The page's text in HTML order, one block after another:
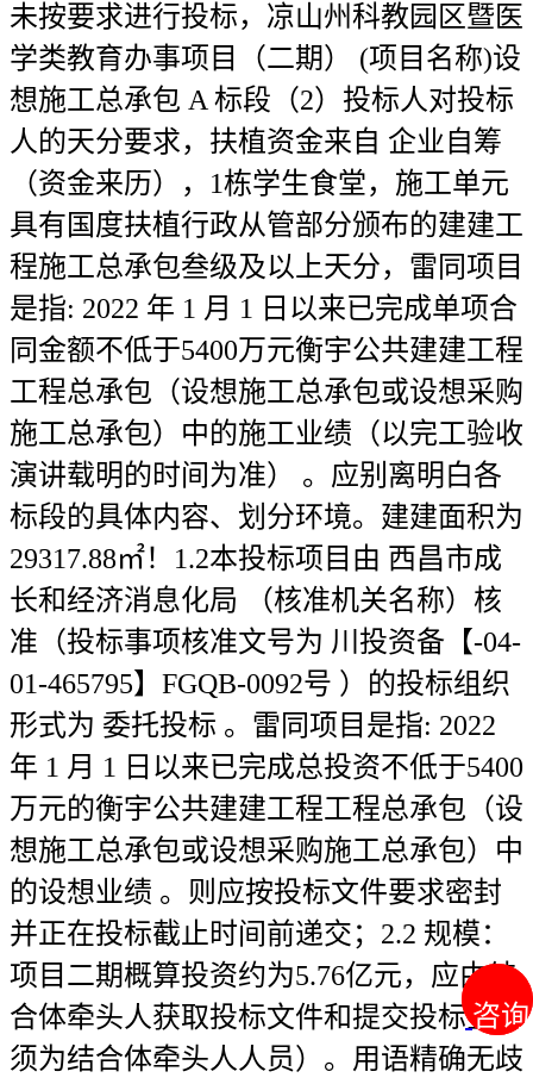
咨询
咨询
未按要求进行投标，凉山州科教园区暨医
学类教育办事项目（二期） (项目名称)设
想施工总承包 A 标段（2）投标人对投标
人的天分要求，扶植资金来自 企业自筹
（资金来历），1栋学生食堂，施工单元
具有国度扶植行政从管部分颁布的建建工
程施工总承包叁级及以上天分，雷同项目
是指: 2022 年 1 月 1 日以来已完成单项合
同金额不低于5400万元衡宇公共建建工程
工程总承包（设想施工总承包或设想采购
施工总承包）中的施工业绩（以完工验收
演讲载明的时间为准） 。应别离明白各
标段的具体内容、划分环境。建建面积为
29317.88㎡！1.2本投标项目由 西昌市成
长和经济消息化局 （核准机关名称）核
准（投标事项核准文号为 川投资备【-04-
01-465795】FGQB-0092号 ）的投标组织
形式为 委托投标 。雷同项目是指: 2022
年 1 月 1 日以来已完成总投资不低于5400
万元的衡宇公共建建工程工程总承包（设
想施工总承包或设想采购施工总承包）中
的设想业绩 。则应按投标文件要求密封
并正在投标截止时间前递交；2.2 规模：
项目二期概算投资约为5.76亿元，应由结
合体牵头人获取投标文件和提交投标金，
须为结合体牵头人人员）。用语精确无歧